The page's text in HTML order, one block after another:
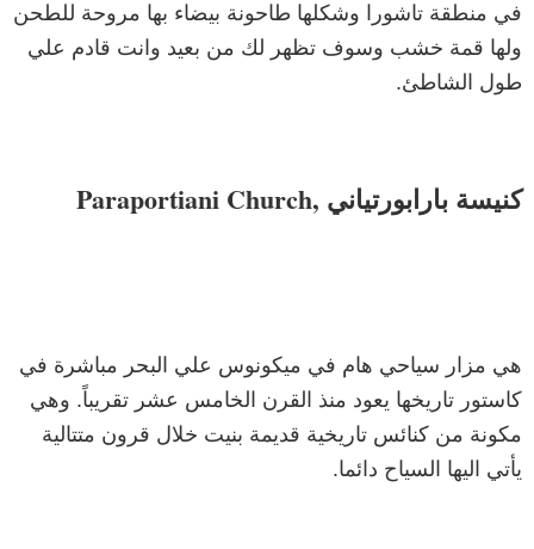
في منطقة تاشورا وشكلها طاحونة بيضاء بها مروحة للطحن
ولها قمة خشب وسوف تظهر لك من بعيد وانت قادم علي
طول الشاطئ.
كنيسة بارابورتياني ,Paraportiani Church
هي مزار سياحي هام في ميكونوس علي البحر مباشرة في
كاستور تاريخها يعود منذ القرن الخامس عشر تقريباً. وهي
مكونة من كنائس تاريخية قديمة بنيت خلال قرون متتالية
يأتي اليها السياح دائما.